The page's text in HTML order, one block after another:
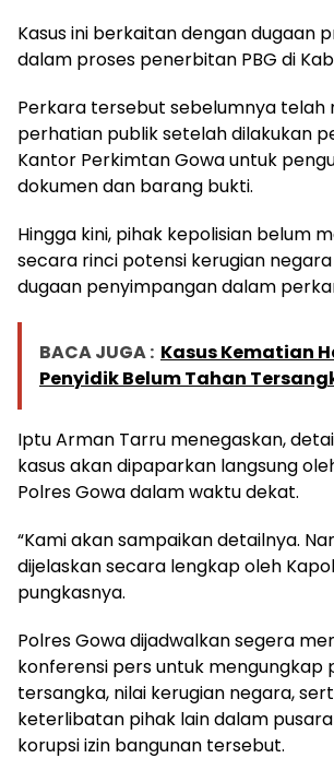
Kasus ini berkaitan dengan dugaan
dalam proses penerbitan PBG di
Perkara tersebut sebelumnya telah
perhatian publik setelah dilakukan
Kantor Perkimtan Gowa untuk
dokumen dan barang bukti.
Hingga kini, pihak kepolisian belum
secara rinci potensi kerugian
dugaan penyimpangan dalam
BACA JUGA : Kasus Kematian
Penyidik Belum Tahan
Iptu Arman Tarru menegaskan,
kasus akan dipaparkan langsung
Polres Gowa dalam waktu dekat.
“Kami akan sampaikan detailnya.
dijelaskan secara lengkap oleh
pungkasnya.
Polres Gowa dijadwalkan segera
konferensi pers untuk mengungkap
tersangka, nilai kerugian negara,
keterlibatan pihak lain dalam
korupsi izin bangunan tersebut.